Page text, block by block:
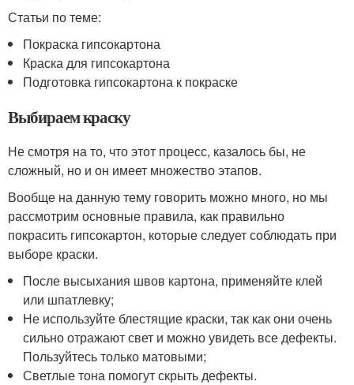
Статьи по теме:
Покраска гипсокартона
Краска для гипсокартона
Подготовка гипсокартона к покраске
Выбираем краску
Не смотря на то, что этот процесс, казалось бы, не
сложный, но и он имеет множество этапов.
Вообще на данную тему говорить можно много, но мы
рассмотрим основные правила, как правильно
покрасить гипсокартон, которые следует соблюдать при
выборе краски.
После высыхания швов картона, применяйте клей
или шпатлевку;
Не используйте блестящие краски, так как они очень
сильно отражают свет и можно увидеть все дефекты.
Пользуйтесь только матовыми;
Светлые тона помогут скрыть дефекты.